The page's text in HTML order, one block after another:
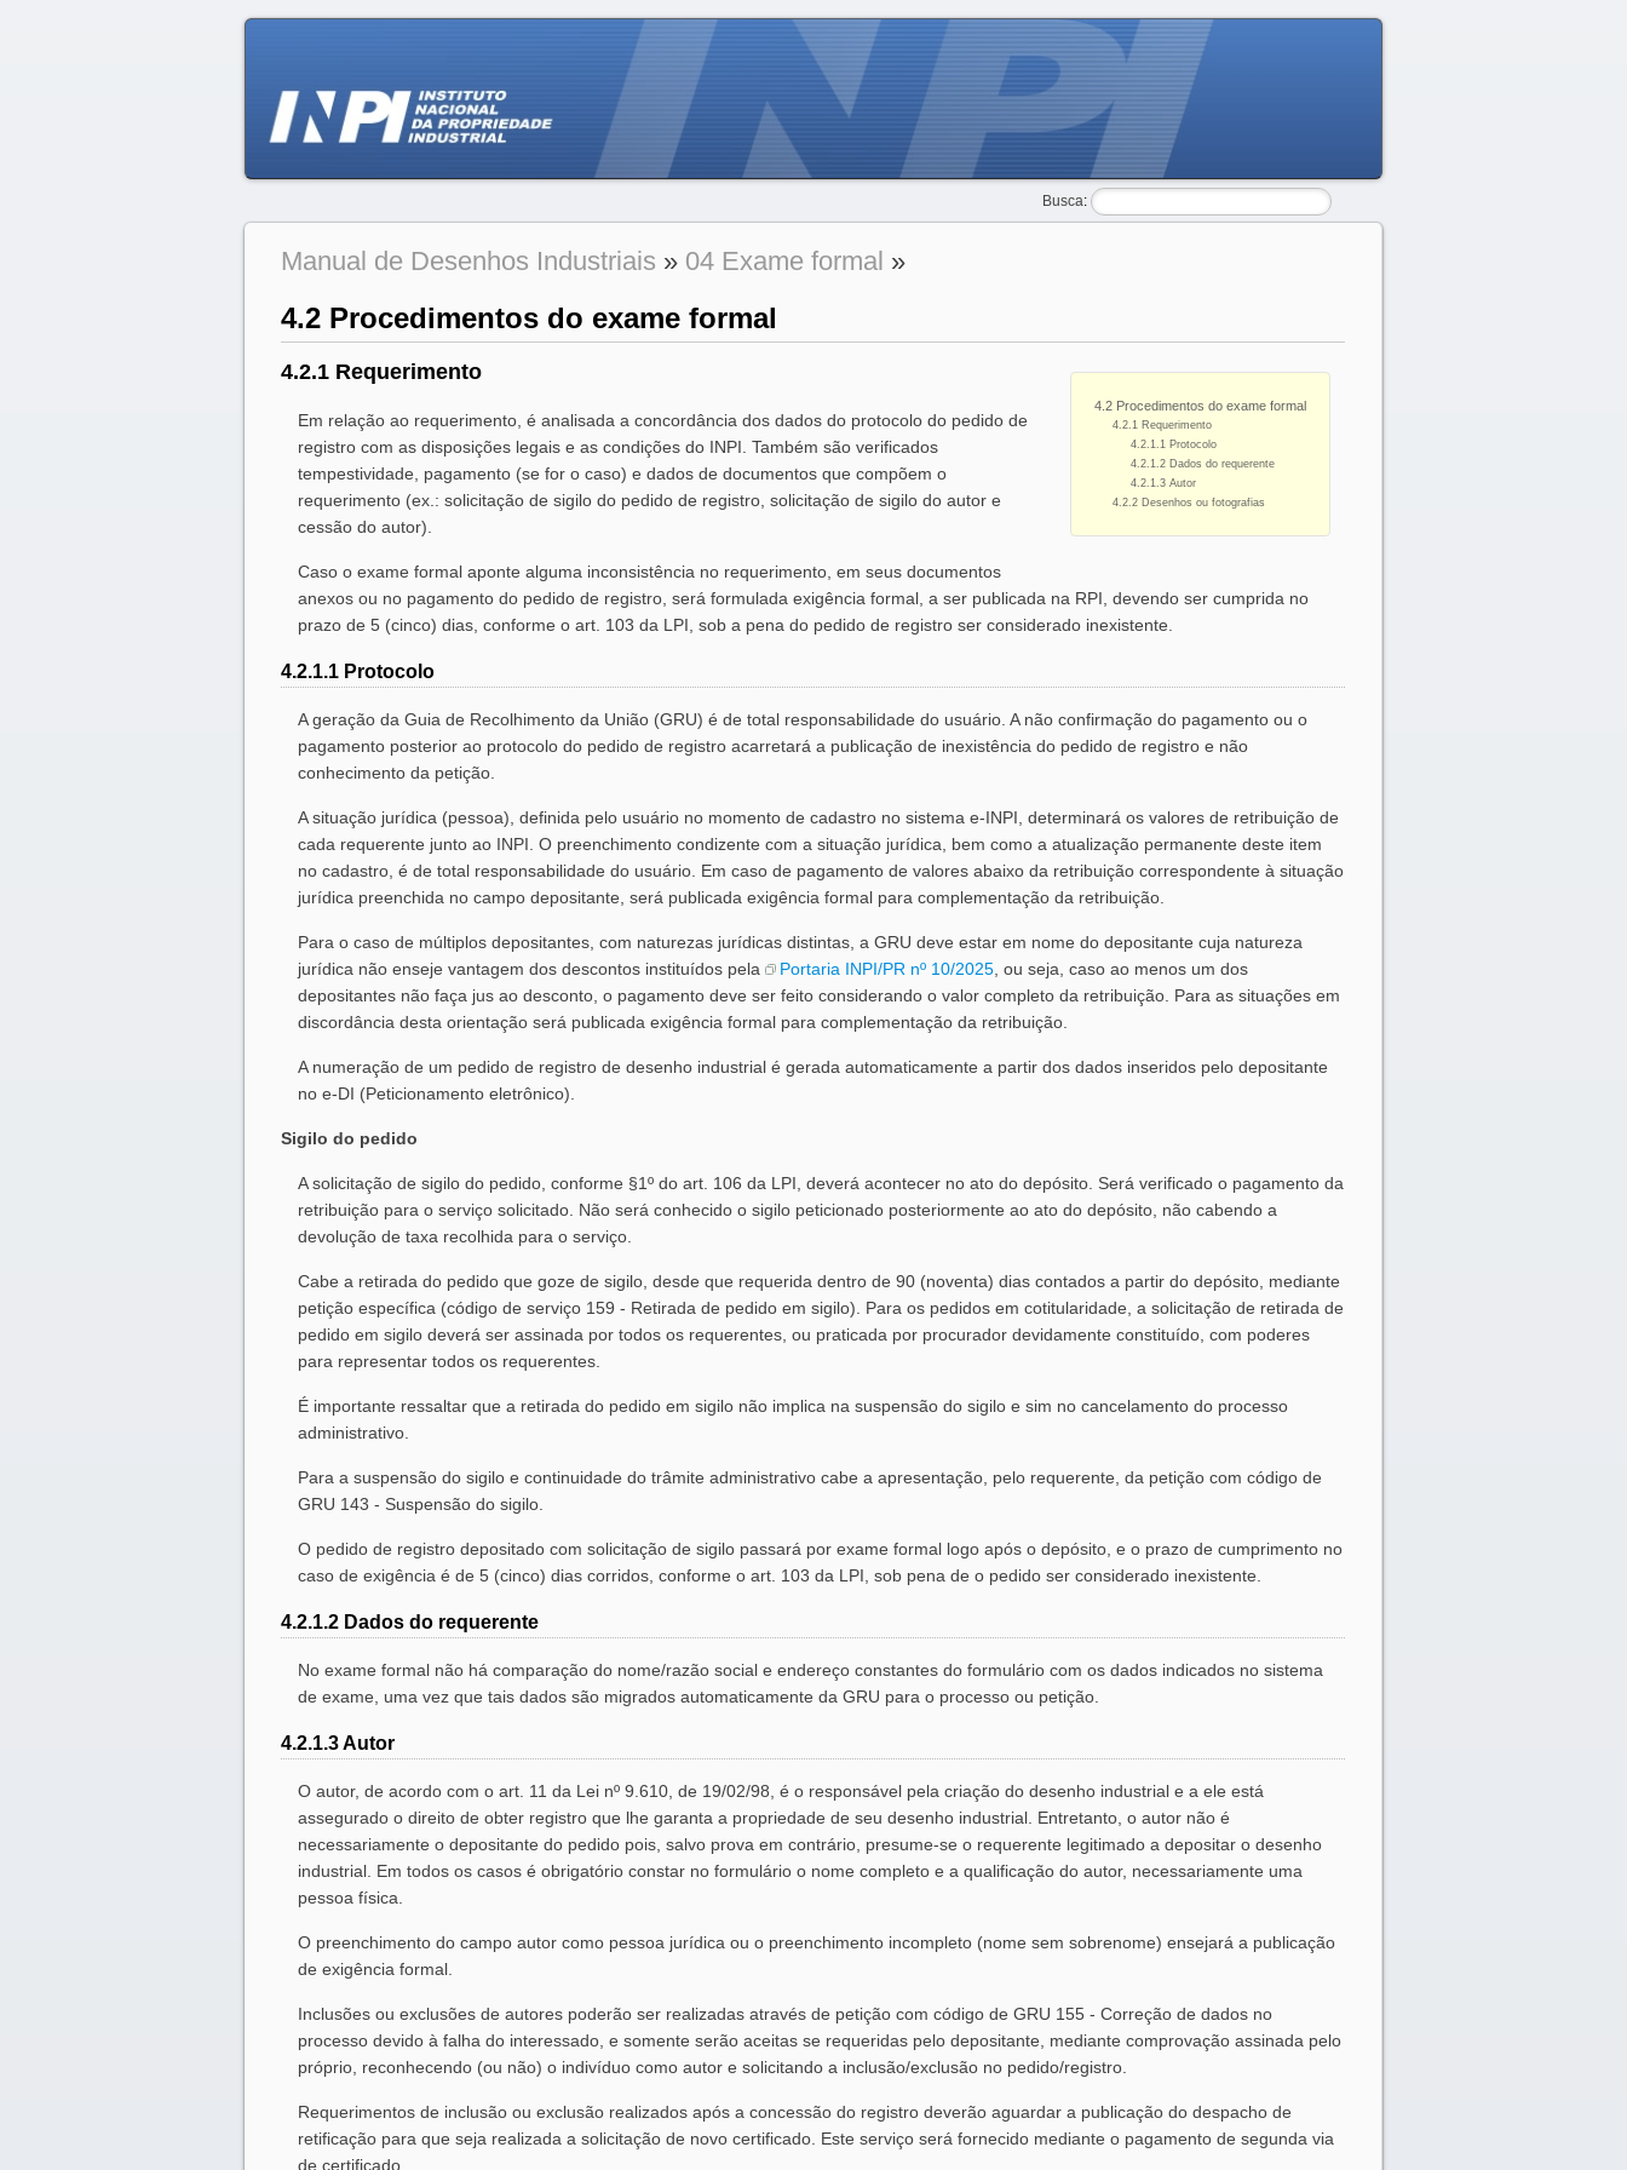
Busca:
Manual de Desenhos Industriais » 04 Exame formal »
4.2 Procedimentos do exame formal
4.2 Procedimentos do exame formal
4.2.1 Requerimento
4.2.1.1 Protocolo
4.2.1.2 Dados do requerente
4.2.1.3 Autor
4.2.2 Desenhos ou fotografias
4.2.1 Requerimento
Em relação ao requerimento, é analisada a concordância dos dados do protocolo do pedido de
registro com as disposições legais e as condições do INPI. Também são verificados
tempestividade, pagamento (se for o caso) e dados de documentos que compõem o
requerimento (ex.: solicitação de sigilo do pedido de registro, solicitação de sigilo do autor e
cessão do autor).
Caso o exame formal aponte alguma inconsistência no requerimento, em seus documentos
anexos ou no pagamento do pedido de registro, será formulada exigência formal, a ser publicada na RPI, devendo ser cumprida no
prazo de 5 (cinco) dias, conforme o art. 103 da LPI, sob a pena do pedido de registro ser considerado inexistente.
4.2.1.1 Protocolo
A geração da Guia de Recolhimento da União (GRU) é de total responsabilidade do usuário. A não confirmação do pagamento ou o
pagamento posterior ao protocolo do pedido de registro acarretará a publicação de inexistência do pedido de registro e não
conhecimento da petição.
A situação jurídica (pessoa), definida pelo usuário no momento de cadastro no sistema e-INPI, determinará os valores de retribuição de
cada requerente junto ao INPI. O preenchimento condizente com a situação jurídica, bem como a atualização permanente deste item
no cadastro, é de total responsabilidade do usuário. Em caso de pagamento de valores abaixo da retribuição correspondente à situação
jurídica preenchida no campo depositante, será publicada exigência formal para complementação da retribuição.
Para o caso de múltiplos depositantes, com naturezas jurídicas distintas, a GRU deve estar em nome do depositante cuja natureza
jurídica não enseje vantagem dos descontos instituídos pela
Portaria INPI/PR nº 10/2025 , ou seja, caso ao menos um dos
depositantes não faça jus ao desconto, o pagamento deve ser feito considerando o valor completo da retribuição. Para as situações em
discordância desta orientação será publicada exigência formal para complementação da retribuição.
A numeração de um pedido de registro de desenho industrial é gerada automaticamente a partir dos dados inseridos pelo depositante
no e-DI (Peticionamento eletrônico).
Sigilo do pedido
A solicitação de sigilo do pedido, conforme §1º do art. 106 da LPI, deverá acontecer no ato do depósito. Será verificado o pagamento da
retribuição para o serviço solicitado. Não será conhecido o sigilo peticionado posteriormente ao ato do depósito, não cabendo a
devolução de taxa recolhida para o serviço.
Cabe a retirada do pedido que goze de sigilo, desde que requerida dentro de 90 (noventa) dias contados a partir do depósito, mediante
petição específica (código de serviço 159 - Retirada de pedido em sigilo). Para os pedidos em cotitularidade, a solicitação de retirada de
pedido em sigilo deverá ser assinada por todos os requerentes, ou praticada por procurador devidamente constituído, com poderes
para representar todos os requerentes.
É importante ressaltar que a retirada do pedido em sigilo não implica na suspensão do sigilo e sim no cancelamento do processo
administrativo.
Para a suspensão do sigilo e continuidade do trâmite administrativo cabe a apresentação, pelo requerente, da petição com código de
GRU 143 - Suspensão do sigilo.
O pedido de registro depositado com solicitação de sigilo passará por exame formal logo após o depósito, e o prazo de cumprimento no
caso de exigência é de 5 (cinco) dias corridos, conforme o art. 103 da LPI, sob pena de o pedido ser considerado inexistente.
4.2.1.2 Dados do requerente
No exame formal não há comparação do nome/razão social e endereço constantes do formulário com os dados indicados no sistema
de exame, uma vez que tais dados são migrados automaticamente da GRU para o processo ou petição.
4.2.1.3 Autor
O autor, de acordo com o art. 11 da Lei nº 9.610, de 19/02/98, é o responsável pela criação do desenho industrial e a ele está
assegurado o direito de obter registro que lhe garanta a propriedade de seu desenho industrial. Entretanto, o autor não é
necessariamente o depositante do pedido pois, salvo prova em contrário, presume-se o requerente legitimado a depositar o desenho
industrial. Em todos os casos é obrigatório constar no formulário o nome completo e a qualificação do autor, necessariamente uma
pessoa física.
O preenchimento do campo autor como pessoa jurídica ou o preenchimento incompleto (nome sem sobrenome) ensejará a publicação
de exigência formal.
Inclusões ou exclusões de autores poderão ser realizadas através de petição com código de GRU 155 - Correção de dados no
processo devido à falha do interessado, e somente serão aceitas se requeridas pelo depositante, mediante comprovação assinada pelo
próprio, reconhecendo (ou não) o indivíduo como autor e solicitando a inclusão/exclusão no pedido/registro.
Requerimentos de inclusão ou exclusão realizados após a concessão do registro deverão aguardar a publicação do despacho de
retificação para que seja realizada a solicitação de novo certificado. Este serviço será fornecido mediante o pagamento de segunda via
de certificado.